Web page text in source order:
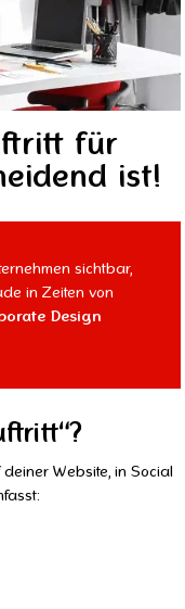
für
ist!
sichtbar,
in Zeiten von
Design
Website, in Social